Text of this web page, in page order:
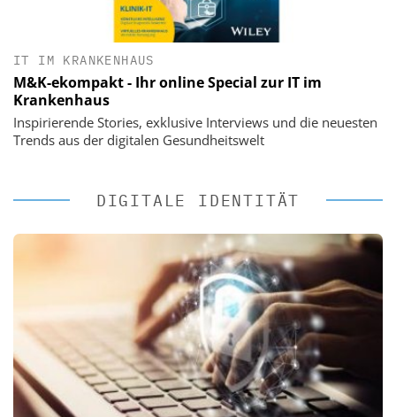
IT IM KRANKENHAUS
M&K-ekompakt - Ihr online Special zur IT im
Krankenhaus
Inspirierende Stories, exklusive Interviews und die neuesten
Trends aus der digitalen Gesundheitswelt
DIGITALE IDENTITÄT